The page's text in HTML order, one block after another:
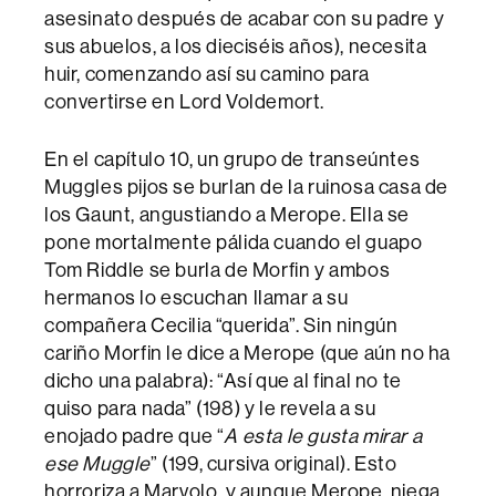
asesinato después de acabar con su padre y
sus abuelos, a los dieciséis años), necesita
huir, comenzando así su camino para
convertirse en Lord Voldemort.
En el capítulo 10, un grupo de transeúntes
Muggles pijos se burlan de la ruinosa casa de
los Gaunt, angustiando a Merope. Ella se
pone mortalmente pálida cuando el guapo
Tom Riddle se burla de Morfin y ambos
hermanos lo escuchan llamar a su
compañera Cecilia “querida”. Sin ningún
cariño Morfin le dice a Merope (que aún no ha
dicho una palabra): “Así que al final no te
quiso para nada” (198) y le revela a su
enojado padre que “A esta le gusta mirar a
ese Muggle” (199, cursiva original). Esto